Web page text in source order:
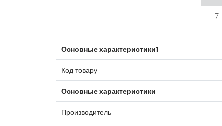
7
Основные характеристики1
Код товару
Основные характеристики
Производитель